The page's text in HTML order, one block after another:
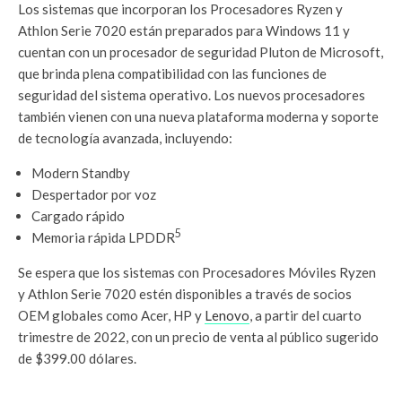
Los sistemas que incorporan los Procesadores Ryzen y
Athlon Serie 7020 están preparados para Windows 11 y
cuentan con un procesador de seguridad Pluton de Microsoft,
que brinda plena compatibilidad con las funciones de
seguridad del sistema operativo. Los nuevos procesadores
también vienen con una nueva plataforma moderna y soporte
de tecnología avanzada, incluyendo:
Modern Standby
Despertador por voz
Cargado rápido
Memoria rápida LPDDR5
Se espera que los sistemas con Procesadores Móviles Ryzen
y Athlon Serie 7020 estén disponibles a través de socios
OEM globales como Acer, HP y Lenovo, a partir del cuarto
trimestre de 2022, con un precio de venta al público sugerido
de $399.00 dólares.